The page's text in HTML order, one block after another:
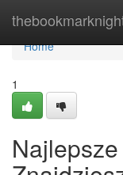
Home
Home
1